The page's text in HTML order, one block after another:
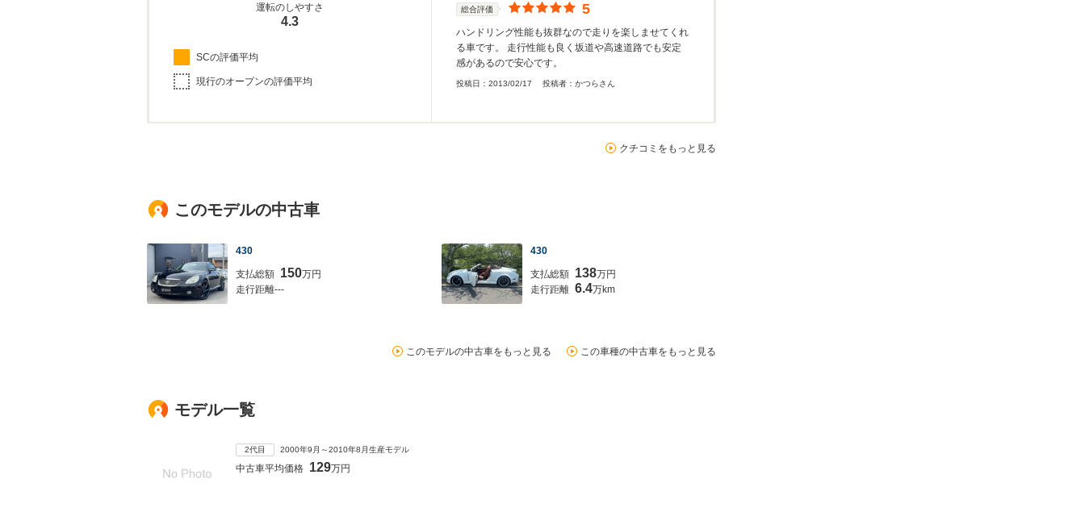
運転のしやすさ
4.3
SCの評価平均
現行のオープンの評価平均
総合評価 5
ハンドリング性能も抜群なので走りを楽しませてくれ
る車です。 走行性能も良く坂道や高速道路でも安定
感があるので安心です。
投稿日： 2013/02/17 投稿者： かつらさん
クチコミをもっと見る
このモデルの中古車
430
支払総額 150万円
走行距離---
430
支払総額 138万円
走行距離 6.4万km
このモデルの中古車をもっと見る この車種の中古車をもっと見る
モデル一覧
2代目 2000年9月～2010年8月生産モデル
中古車平均価格 129万円